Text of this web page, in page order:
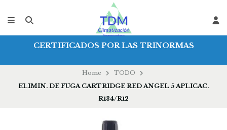
CERTIFICADOS POR LAS TRINORMAS
Home
TODO
ELIMIN. DE FUGA CARTRIDGE RED ANGEL 5 APLICAC.
R134/R12